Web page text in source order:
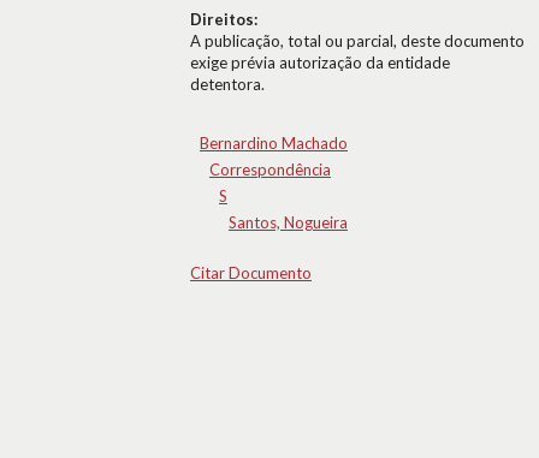
Direitos:
A publicação, total ou parcial, deste documento
exige prévia autorização da entidade
detentora.
Bernardino Machado
Correspondência
S
Santos, Nogueira
Citar Documento